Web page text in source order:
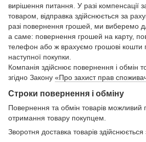
вирішення питання. У разі компенсації
товаром, відправка здійснюється за
разі повернення грошей, ми виберемо
а саме: повернення грошей на карту,
телефон або ж врахуємо грошові
наступної покупки.
Компанія здійснює повернення і обмін
згідно Закону «Про захист прав
Строки повернення і обміну
Повернення та обмін товарів можливий
отримання товару покупцем.
Зворотня доставка товарів